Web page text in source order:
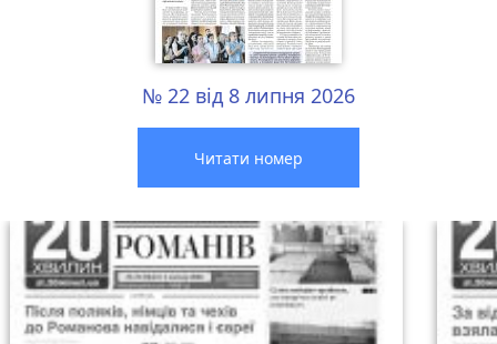
№ 22 від 8 липня 2026
Читати номер